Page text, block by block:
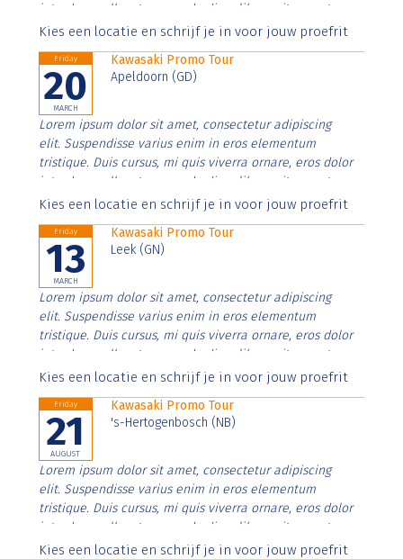
interdum nulla, ut commodo diam libero vitae erat.
Aenean faucibus nibh et justo cursus id rutrum lorem
Kies een locatie en schrijf je in voor jouw proefrit
Friday
20
MARCH
Kawasaki Promo Tour
Apeldoorn (GD)
Lorem ipsum dolor sit amet, consectetur adipiscing
elit. Suspendisse varius enim in eros elementum
tristique. Duis cursus, mi quis viverra ornare, eros dolor
interdum nulla, ut commodo diam libero vitae erat.
Aenean faucibus nibh et justo cursus id rutrum lorem
Kies een locatie en schrijf je in voor jouw proefrit
Friday
13
MARCH
Kawasaki Promo Tour
Leek (GN)
Lorem ipsum dolor sit amet, consectetur adipiscing
elit. Suspendisse varius enim in eros elementum
tristique. Duis cursus, mi quis viverra ornare, eros dolor
interdum nulla, ut commodo diam libero vitae erat.
Aenean faucibus nibh et justo cursus id rutrum lorem
Kies een locatie en schrijf je in voor jouw proefrit
Friday
21
AUGUST
Kawasaki Promo Tour
's-Hertogenbosch (NB)
Lorem ipsum dolor sit amet, consectetur adipiscing
elit. Suspendisse varius enim in eros elementum
tristique. Duis cursus, mi quis viverra ornare, eros dolor
interdum nulla, ut commodo diam libero vitae erat.
Aenean faucibus nibh et justo cursus id rutrum lorem
Kies een locatie en schrijf je in voor jouw proefrit